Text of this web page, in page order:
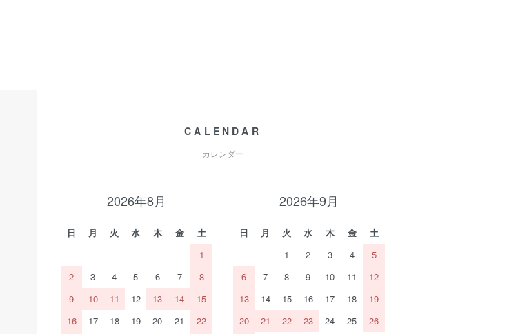
CALENDAR
カレンダー
2026年8月
日 月 火 水 木 金
土
1
2
3 4 5 6 7
8
9
10 11 12 13 14
15
16
17 18 19 20 21
22
2026年9月
日 月 火 水 木 金
土
1
2 3 4
5
6
7 8 9 10 11
12
13
14 15 16 17 18
19
20
21 22 23 24 25
26